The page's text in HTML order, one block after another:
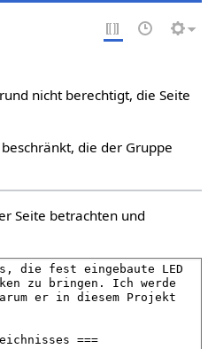
nicht berechtigt, die Seite
die der Gruppe
Seite betrachten und